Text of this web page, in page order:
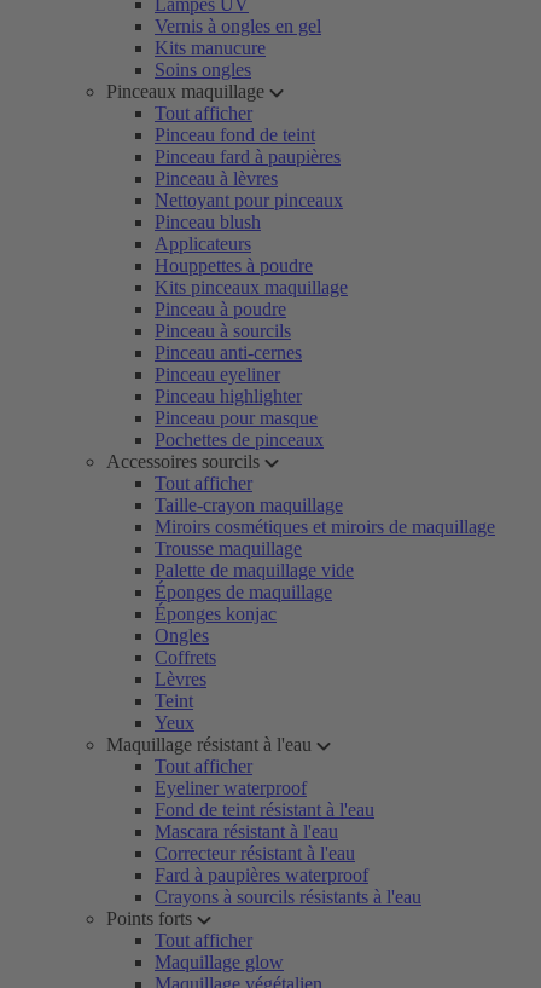
Lampes UV
Vernis à ongles en gel
Kits manucure
Soins ongles
Pinceaux maquillage
Tout afficher
Pinceau fond de teint
Pinceau fard à paupières
Pinceau à lèvres
Nettoyant pour pinceaux
Pinceau blush
Applicateurs
Houppettes à poudre
Kits pinceaux maquillage
Pinceau à poudre
Pinceau à sourcils
Pinceau anti-cernes
Pinceau eyeliner
Pinceau highlighter
Pinceau pour masque
Pochettes de pinceaux
Accessoires sourcils
Tout afficher
Taille-crayon maquillage
Miroirs cosmétiques et miroirs de maquillage
Trousse maquillage
Palette de maquillage vide
Éponges de maquillage
Éponges konjac
Ongles
Coffrets
Lèvres
Teint
Yeux
Maquillage résistant à l'eau
Tout afficher
Eyeliner waterproof
Fond de teint résistant à l'eau
Mascara résistant à l'eau
Correcteur résistant à l'eau
Fard à paupières waterproof
Crayons à sourcils résistants à l'eau
Points forts
Tout afficher
Maquillage glow
Maquillage végétalien